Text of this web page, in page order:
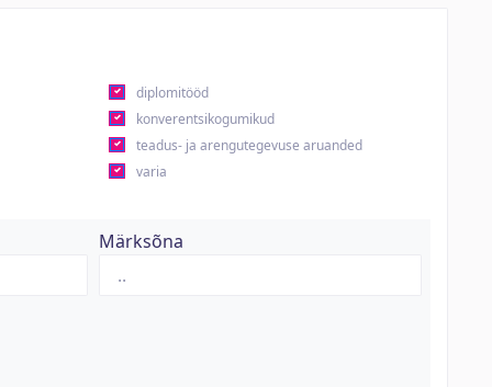
diplomitööd
konverentsikogumikud
teadus- ja arengutegevuse aruanded
varia
Märksõna